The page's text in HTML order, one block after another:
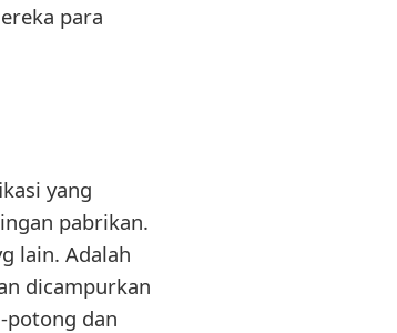
para
yang
pabrikan.
lain. Adalah
dicampurkan
potong dan